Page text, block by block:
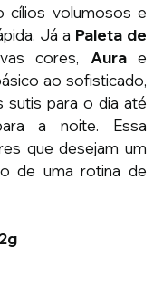
cílios volumosos e
Já a Paleta de
cores, Aura
ao sofisticado,
sutis para o dia até
a noite. Essa
que desejam um
de uma rotina de